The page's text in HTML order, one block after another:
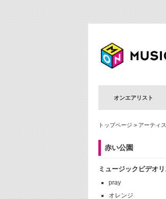
オンエアリスト
トップページ > アーティ
赤い公園
ミュージックビデオリ
pray
オレンジ